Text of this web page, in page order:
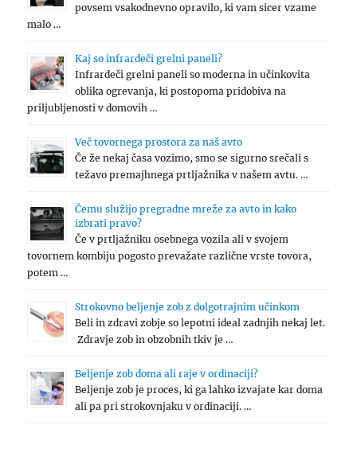
povsem vsakodnevno opravilo, ki vam sicer vzame
malo …
Kaj so infrardeči grelni paneli?
Infrardeči grelni paneli so moderna in učinkovita
oblika ogrevanja, ki postopoma pridobiva na
priljubljenosti v domovih …
Več tovornega prostora za naš avto
Če že nekaj časa vozimo, smo se sigurno srečali s
težavo premajhnega prtljažnika v našem avtu. …
Čemu služijo pregradne mreže za avto in kako
izbrati pravo?
Če v prtljažniku osebnega vozila ali v svojem
tovornem kombiju pogosto prevažate različne vrste tovora,
potem …
Strokovno beljenje zob z dolgotrajnim učinkom
Beli in zdravi zobje so lepotni ideal zadnjih nekaj let.
Zdravje zob in obzobnih tkiv je …
Beljenje zob doma ali raje v ordinaciji?
Beljenje zob je proces, ki ga lahko izvajate kar doma
ali pa pri strokovnjaku v ordinaciji. …